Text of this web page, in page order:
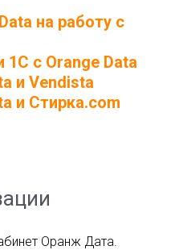
Оранж Дата.
на работу с
1С с Orange Data
и Vendista
и Стирка.com